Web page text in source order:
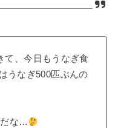
て、今日もうなぎ食
うなぎ500匹ぶんの
な…